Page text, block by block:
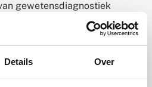
Details Over
gewetensdiagnostiek
ervaringskennis
geanalyseerd. Met
gebaseerd op de
werden de drie domeinen
werd inzichtelijk hoe de